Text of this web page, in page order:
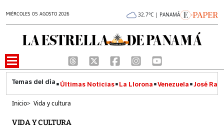
MIÉRCOLES 05 AGOSTO 2026 32.7°C | PANAMÁ
Últimas Noticias La Llorona Venezuela José
Inicio> Vida y cultura
VIDA Y CULTURA